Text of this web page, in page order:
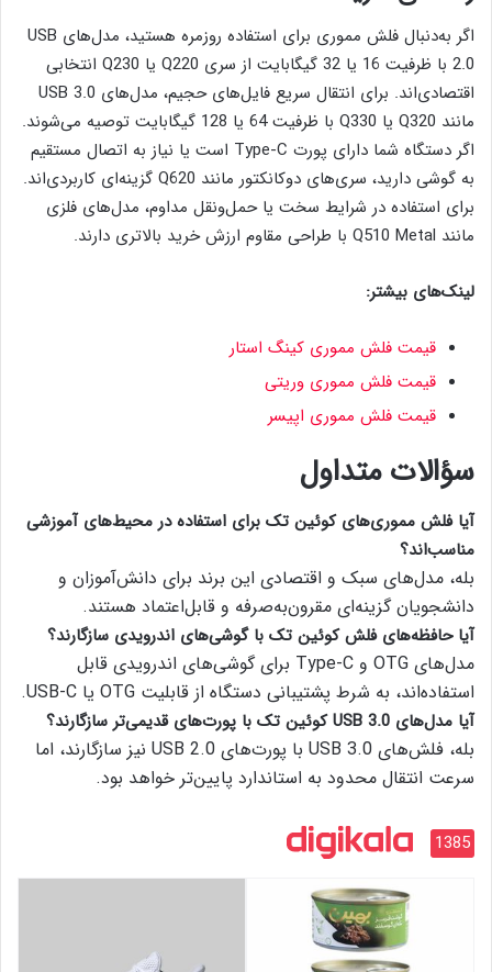
اگر به‌دنبال فلش مموری برای استفاده روزمره هستید، مدل‌های USB
2.0 با ظرفیت 16 یا 32 گیگابایت از سری Q220 یا Q230 انتخابی
اقتصادی‌اند. برای انتقال سریع فایل‌های حجیم، مدل‌های USB 3.0
مانند Q320 یا Q330 با ظرفیت 64 یا 128 گیگابایت توصیه می‌شوند.
اگر دستگاه شما دارای پورت Type-C است یا نیاز به اتصال مستقیم
به گوشی دارید، سری‌های دوکانکتور مانند Q620 گزینه‌ای کاربردی‌اند.
برای استفاده در شرایط سخت یا حمل‌ونقل مداوم، مدل‌های فلزی
مانند Q510 Metal با طراحی مقاوم ارزش خرید بالاتری دارند.
لینک‌های بیشتر:
قیمت فلش مموری کینگ استار
قیمت فلش مموری وریتی
قیمت فلش مموری اپیسر
سؤالات متداول
آیا فلش مموری‌های کوئین تک برای استفاده در محیط‌های آموزشی
مناسب‌اند؟
بله، مدل‌های سبک و اقتصادی این برند برای دانش‌آموزان و
دانشجویان گزینه‌ای مقرون‌به‌صرفه و قابل‌اعتماد هستند.
آیا حافظه‌های فلش کوئین تک با گوشی‌های اندرویدی سازگارند؟
مدل‌های OTG و Type-C برای گوشی‌های اندرویدی قابل
استفاده‌اند، به شرط پشتیبانی دستگاه از قابلیت OTG یا USB-C.
آیا مدل‌های USB 3.0 کوئین تک با پورت‌های قدیمی‌تر سازگارند؟
بله، فلش‌های USB 3.0 با پورت‌های USB 2.0 نیز سازگارند، اما
سرعت انتقال محدود به استاندارد پایین‌تر خواهد بود.
1385